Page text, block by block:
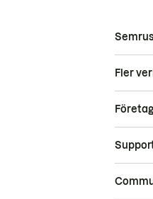
Fler
Företag